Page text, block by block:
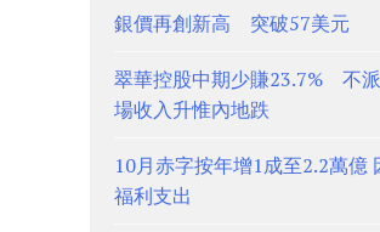
銀價再創新高 突破57美元
翠華控股中期少賺23.7% 不
場收入升惟內地跌
10月赤字按年增1成至2.2萬億
福利支出